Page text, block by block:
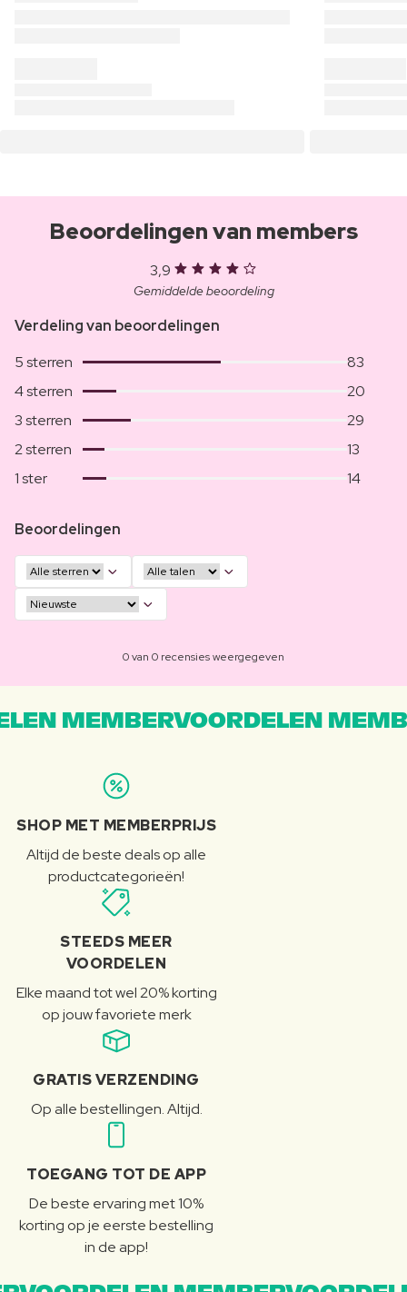
Beoordelingen van members
3,9
Gemiddelde beoordeling
Verdeling van beoordelingen
5 sterren
83
4 sterren
20
3 sterren
29
2 sterren
13
1 ster
14
Beoordelingen
0 van 0 recensies weergegeven
MEMBERVOORDELEN
SHOP MET MEMBERPRIJS
Altijd de beste deals op alle
productcategorieën!
STEEDS MEER
VOORDELEN
Elke maand tot wel 20% korting
op jouw favoriete merk
GRATIS VERZENDING
Op alle bestellingen. Altijd.
TOEGANG TOT DE APP
De beste ervaring met 10%
korting op je eerste bestelling
in de app!